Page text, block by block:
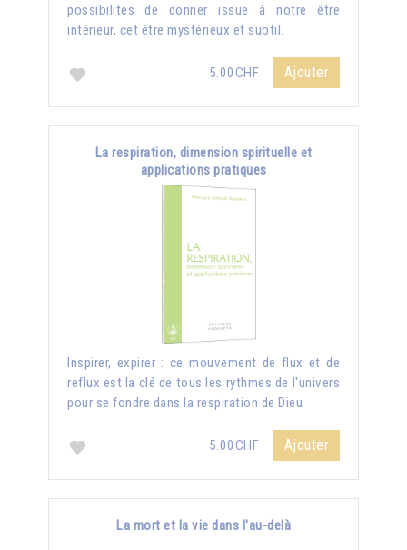
possibilités de donner issue à notre être
intérieur, cet être mystérieux et subtil.
5.00CHF Ajouter
La respiration, dimension spirituelle et
applications pratiques
Inspirer, expirer : ce mouvement de flux et de
reflux est la clé de tous les rythmes de l'univers
pour se fondre dans la respiration de Dieu
5.00CHF Ajouter
La mort et la vie dans l'au-delà